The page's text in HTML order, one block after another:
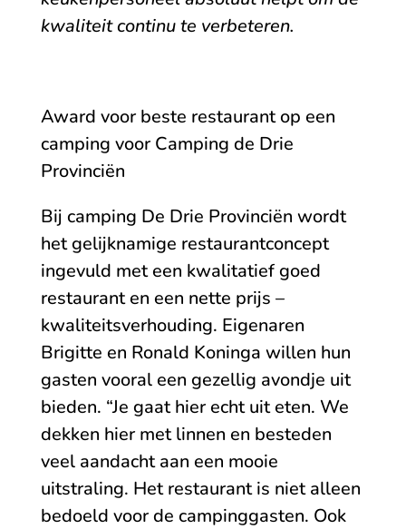
kwaliteit continu te verbeteren.
Award voor beste restaurant op een
camping voor Camping de Drie
Provinciën
Bij camping De Drie Provinciën wordt
het gelijknamige restaurantconcept
ingevuld met een kwalitatief goed
restaurant en een nette prijs –
kwaliteitsverhouding. Eigenaren
Brigitte en Ronald Koninga willen hun
gasten vooral een gezellig avondje uit
bieden. “Je gaat hier echt uit eten. We
dekken hier met linnen en besteden
veel aandacht aan een mooie
uitstraling. Het restaurant is niet alleen
bedoeld voor de campinggasten. Ook